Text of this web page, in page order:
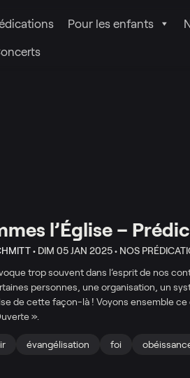
Pour les enfants
l’Église –
• DIM 05 JAN 2025 • NOS
trop souvent dans l’esprit de nos
personnes, une organisation, un
de cette façon-là ! Voyons ensemble ce
».
évangélisation foi